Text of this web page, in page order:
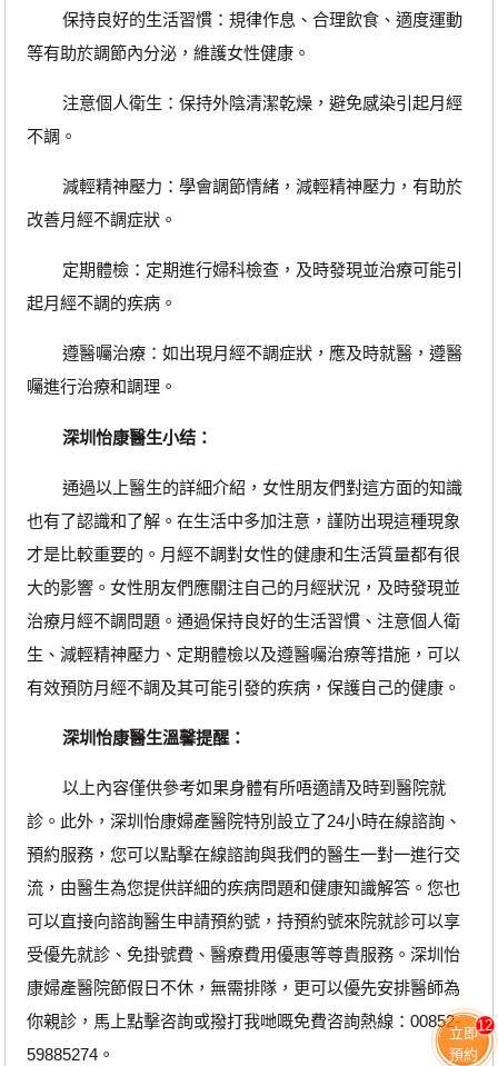
保持良好的生活習慣：規律作息、合理飲食、適度運動
等有助於調節內分泌，維護女性健康。
注意個人衛生：保持外陰清潔乾燥，避免感染引起月經
不調。
減輕精神壓力：學會調節情緒，減輕精神壓力，有助於
改善月經不調症狀。
定期體檢：定期進行婦科檢查，及時發現並治療可能引
起月經不調的疾病。
遵醫囑治療：如出現月經不調症狀，應及時就醫，遵醫
囑進行治療和調理。
深圳怡康醫生小结：
通過以上醫生的詳細介紹，女性朋友們對這方面的知識
也有了認識和了解。在生活中多加注意，謹防出現這種現象
才是比較重要的。月經不調對女性的健康和生活質量都有很
大的影響。女性朋友們應關注自己的月經狀況，及時發現並
治療月經不調問題。通過保持良好的生活習慣、注意個人衛
生、減輕精神壓力、定期體檢以及遵醫囑治療等措施，可以
有效預防月經不調及其可能引發的疾病，保護自己的健康。
深圳怡康醫生溫馨提醒：
以上內容僅供參考如果身體有所唔適請及時到醫院就
診。此外，深圳怡康婦產醫院特別設立了24小時在線諮詢、
預約服務，您可以點擊在線諮詢與我們的醫生一對一進行交
流，由醫生為您提供詳細的疾病問題和健康知識解答。您也
可以直接向諮詢醫生申請預約號，持預約號來院就診可以享
受優先就診、免掛號費、醫療費用優惠等尊貴服務。深圳怡
康婦產醫院節假日不休，無需排隊，更可以優先安排醫師為
你親診，馬上點擊咨詢或撥打我哋嘅免費咨詢熱線：00852-
59885274。
立即
預約
12